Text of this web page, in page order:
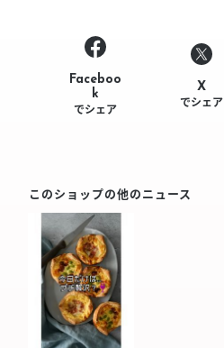
Faceboo
k
でシェア
X
でシェア
このショップの他のニュース